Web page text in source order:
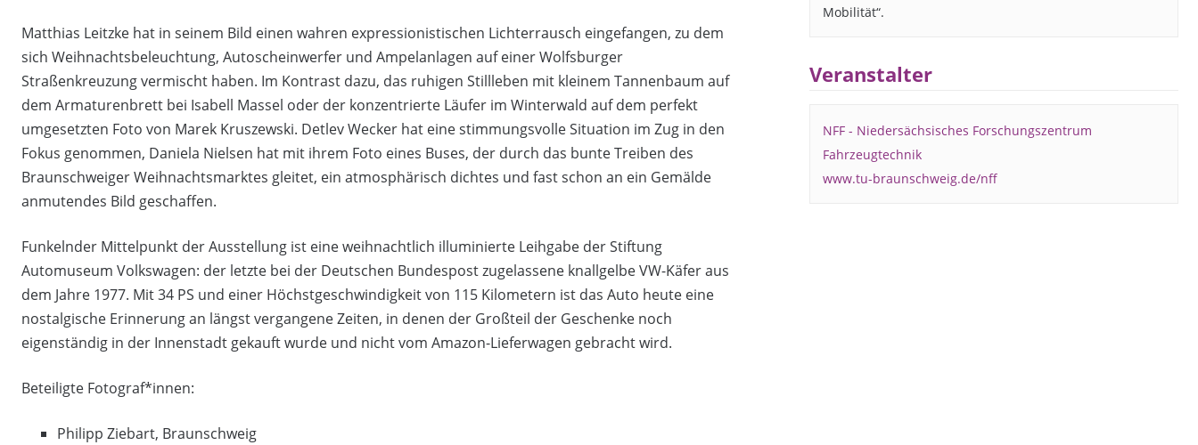
Matthias Leitzke hat in seinem Bild einen wahren expressionistischen Lichterrausch eingefangen, zu dem
sich Weihnachtsbeleuchtung, Autoscheinwerfer und Ampelanlagen auf einer Wolfsburger
Straßenkreuzung vermischt haben. Im Kontrast dazu, das ruhigen Stillleben mit kleinem Tannenbaum auf
dem Armaturenbrett bei Isabell Massel oder der konzentrierte Läufer im Winterwald auf dem perfekt
umgesetzten Foto von Marek Kruszewski. Detlev Wecker hat eine stimmungsvolle Situation im Zug in den
Fokus genommen, Daniela Nielsen hat mit ihrem Foto eines Buses, der durch das bunte Treiben des
Braunschweiger Weihnachtsmarktes gleitet, ein atmosphärisch dichtes und fast schon an ein Gemälde
anmutendes Bild geschaffen.
Funkelnder Mittelpunkt der Ausstellung ist eine weihnachtlich illuminierte Leihgabe der Stiftung
Automuseum Volkswagen: der letzte bei der Deutschen Bundespost zugelassene knallgelbe VW-Käfer aus
dem Jahre 1977. Mit 34 PS und einer Höchstgeschwindigkeit von 115 Kilometern ist das Auto heute eine
nostalgische Erinnerung an längst vergangene Zeiten, in denen der Großteil der Geschenke noch
eigenständig in der Innenstadt gekauft wurde und nicht vom Amazon-Lieferwagen gebracht wird.
Beteiligte Fotograf*innen:
Philipp Ziebart, Braunschweig
Mobilität“.
Veranstalter
NFF - Niedersächsisches Forschungszentrum
Fahrzeugtechnik
www.tu-braunschweig.de/nff